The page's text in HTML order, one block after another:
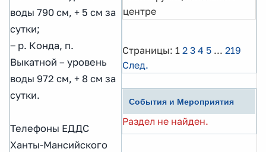
воды 790 см, + 5 см за
сутки;
‒ р. Конда, п.
Выкатной – уровень
воды 972 см, + 8 см за
сутки.
Телефоны ЕДДС
Ханты-Мансийского
центре
Страницы: 1 2 3 4 5 ... 219
След.
События и Мероприятия
Раздел не найден.